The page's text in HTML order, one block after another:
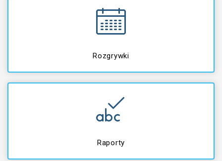
Rozgrywki
Raporty